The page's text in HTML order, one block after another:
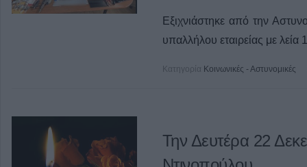
Εξιχνιάστηκε από την
υπαλλήλου εταιρείας με
Κατηγορία Κοινωνικές - Αστυνομικές
Την Δευτέρα 22